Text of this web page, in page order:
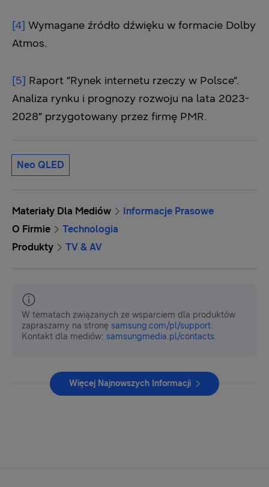
[4] Wymagane źródło dźwięku w formacie Dolby
Atmos.
[5] Raport ”Rynek internetu rzeczy w Polsce”.
Analiza rynku i prognozy rozwoju na lata 2023-
2028” przygotowany przez firmę PMR.
Neo QLED
Materiały Dla Mediów
Informacje Prasowe
O Firmie
Technologia
Produkty
TV & AV
W tematach związanych ze wsparciem dla produktów
zapraszamy na stronę samsung.com/pl/support.
Kontakt dla mediów: samsungmedia.pl/contacts.
Więcej Najnowszych Informacji